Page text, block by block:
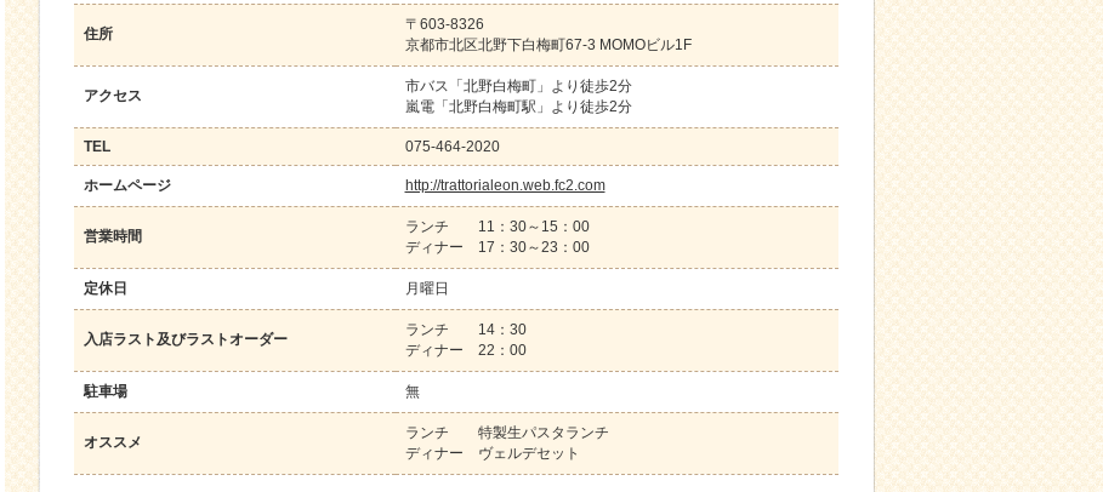
住所
〒603-8326
京都市北区北野下白梅町67-3 MOMOビル1F
アクセス
市バス「北野白梅町」より徒歩2分
嵐電「北野白梅町駅」より徒歩2分
TEL 075-464-2020
ホームページ http://trattorialeon.web.fc2.com
営業時間
ランチ 11：30～15：00
ディナー 17：30～23：00
定休日 月曜日
入店ラスト及びラストオーダー
ランチ 14：30
ディナー 22：00
駐車場 無
オススメ
ランチ 特製生パスタランチ
ディナー ヴェルデセット